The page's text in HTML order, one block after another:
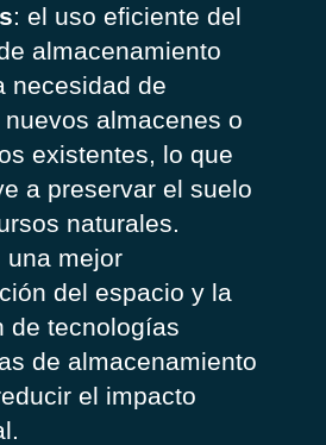
: el uso eficiente del
almacenamiento
necesidad de
almacenes o
existentes, lo que
a preservar el suelo
naturales.
una mejor
del espacio y la
de tecnologías
de almacenamiento
el impacto